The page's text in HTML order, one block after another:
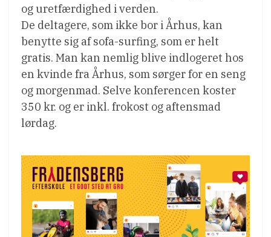
og uretfærdighed i verden.
De deltagere, som ikke bor i Århus, kan
benytte sig af sofa-surfing, som er helt
gratis. Man kan nemlig blive indlogeret hos
en kvinde fra Århus, som sørger for en seng
og morgenmad. Selve konferencen koster
350 kr. og er inkl. frokost og aftensmad
lørdag.